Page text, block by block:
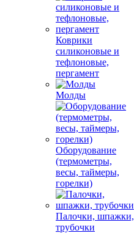
Коврики
силиконовые и
тефлоновые,
пергамент
Молды
Оборудование
(термометры,
весы, таймеры,
горелки)
Палочки, шпажки,
трубочки